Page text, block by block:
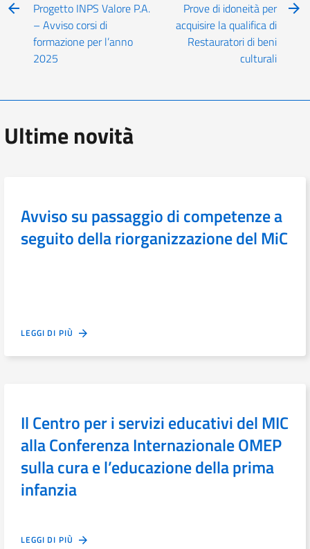
Progetto INPS Valore P.A.
– Avviso corsi di
formazione per l’anno
2025
Prove di idoneità per
acquisire la qualifica di
Restauratori di beni
culturali
Ultime novità
Avviso su passaggio di competenze a
seguito della riorganizzazione del MiC
LEGGI DI PIÙ
Il Centro per i servizi educativi del MIC
alla Conferenza Internazionale OMEP
sulla cura e l’educazione della prima
infanzia
LEGGI DI PIÙ